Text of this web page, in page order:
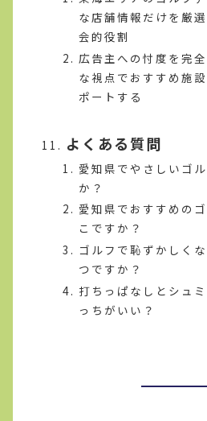
な店舗情報だけを厳
会的役割
広告主への忖度を完
な視点でおすすめ施
ポートする
よくある質問
愛知県でやさしいゴ
か？
愛知県でおすすめの
こですか？
ゴルフで恥ずかしく
つですか？
打ちっぱなしとシュ
っちがいい？